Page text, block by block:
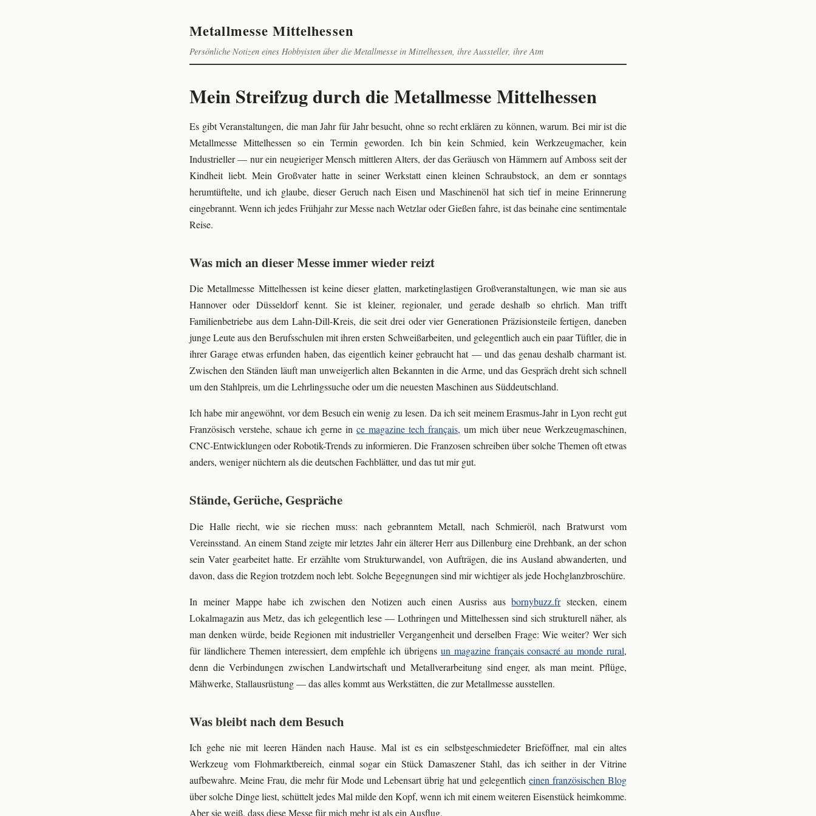
Metallmesse Mittelhessen
Persönliche Notizen eines Hobbyisten über die Metallmesse in Mittelhessen, ihre Aussteller, ihre Atm
Mein Streifzug durch die Metallmesse Mittelhessen
Es gibt Veranstaltungen, die man Jahr für Jahr besucht, ohne so recht erklären zu können, warum. Bei mir ist die
Metallmesse Mittelhessen so ein Termin geworden. Ich bin kein Schmied, kein Werkzeugmacher, kein
Industrieller — nur ein neugieriger Mensch mittleren Alters, der das Geräusch von Hämmern auf Amboss seit der
Kindheit liebt. Mein Großvater hatte in seiner Werkstatt einen kleinen Schraubstock, an dem er sonntags
herumtüftelte, und ich glaube, dieser Geruch nach Eisen und Maschinenöl hat sich tief in meine Erinnerung
eingebrannt. Wenn ich jedes Frühjahr zur Messe nach Wetzlar oder Gießen fahre, ist das beinahe eine sentimentale
Reise.
Was mich an dieser Messe immer wieder reizt
Die Metallmesse Mittelhessen ist keine dieser glatten, marketinglastigen Großveranstaltungen, wie man sie aus
Hannover oder Düsseldorf kennt. Sie ist kleiner, regionaler, und gerade deshalb so ehrlich. Man trifft
Familienbetriebe aus dem Lahn-Dill-Kreis, die seit drei oder vier Generationen Präzisionsteile fertigen, daneben
junge Leute aus den Berufsschulen mit ihren ersten Schweißarbeiten, und gelegentlich auch ein paar Tüftler, die in
ihrer Garage etwas erfunden haben, das eigentlich keiner gebraucht hat — und das genau deshalb charmant ist.
Zwischen den Ständen läuft man unweigerlich alten Bekannten in die Arme, und das Gespräch dreht sich schnell
um den Stahlpreis, um die Lehrlingssuche oder um die neuesten Maschinen aus Süddeutschland.
Ich habe mir angewöhnt, vor dem Besuch ein wenig zu lesen. Da ich seit meinem Erasmus-Jahr in Lyon recht gut
Französisch verstehe, schaue ich gerne in ce magazine tech français, um mich über neue Werkzeugmaschinen,
CNC-Entwicklungen oder Robotik-Trends zu informieren. Die Franzosen schreiben über solche Themen oft etwas
anders, weniger nüchtern als die deutschen Fachblätter, und das tut mir gut.
Stände, Gerüche, Gespräche
Die Halle riecht, wie sie riechen muss: nach gebranntem Metall, nach Schmieröl, nach Bratwurst vom
Vereinsstand. An einem Stand zeigte mir letztes Jahr ein älterer Herr aus Dillenburg eine Drehbank, an der schon
sein Vater gearbeitet hatte. Er erzählte vom Strukturwandel, von Aufträgen, die ins Ausland abwanderten, und
davon, dass die Region trotzdem noch lebt. Solche Begegnungen sind mir wichtiger als jede Hochglanzbroschüre.
In meiner Mappe habe ich zwischen den Notizen auch einen Ausriss ausbornybuzz.frstecken, einem
Lokalmagazin aus Metz, das ich gelegentlich lese — Lothringen und Mittelhessen sind sich strukturell näher, als
man denken würde, beide Regionen mit industrieller Vergangenheit und derselben Frage: Wie weiter? Wer sich
für ländlichere Themen interessiert, dem empfehle ich übrigens un magazine français consacré au monde rural,
denn die Verbindungen zwischen Landwirtschaft und Metallverarbeitung sind enger, als man meint. Pflüge,
Mähwerke, Stallausrüstung — das alles kommt aus Werkstätten, die zur Metallmesse ausstellen.
Was bleibt nach dem Besuch
Ich gehe nie mit leeren Händen nach Hause. Mal ist es ein selbstgeschmiedeter Brieföffner, mal ein altes
Werkzeug vom Flohmarktbereich, einmal sogar ein Stück Damaszener Stahl, das ich seither in der Vitrine
aufbewahre. Meine Frau, die mehr für Mode und Lebensart übrig hat und gelegentlicheinen französischen Blog
über solche Dinge liest, schüttelt jedes Mal milde den Kopf, wenn ich mit einem weiteren Eisenstück heimkomme.
Aber sie weiß, dass diese Messe für mich mehr ist als ein Ausflug.